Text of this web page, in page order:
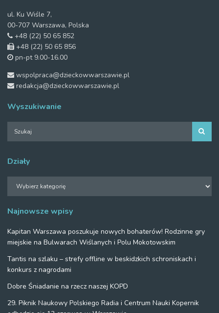
ul. Ku Wiśle 7,
00-707 Warszawa, Polska
+48 (22) 50 65 852
+48 (22) 50 65 856
pn-pt 9.00-16.00
wspolpraca@dzieckowwarszawie.pl
redakcja@dzieckowwarszawie.pl
Wyszukiwanie
Działy
Najnowsze wpisy
Kapitan Warszawa poszukuje nowych bohaterów! Rodzinne gry
miejskie na Bulwarach Wiślanych i Polu Mokotowskim
Tantis na szlaku – strefy offline w beskidzkich schroniskach i
konkurs z nagrodami
Dobre Śniadanie na rzecz naszej KOPD
29. Piknik Naukowy Polskiego Radia i Centrum Nauki Kopernik